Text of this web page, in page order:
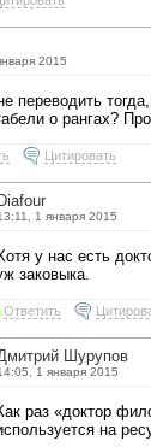
2015
переводить
о рангах?
Цитировать
Diafour
1 января 2015
у нас есть
заковыка.
Ответить
Шурупов
1 января 2015
раз «доктор
на